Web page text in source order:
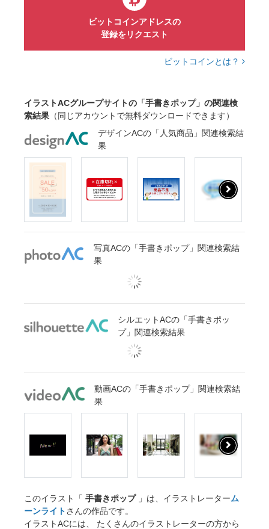
ビットコインアドレスの
登録をリクエスト
ビットコインとは？
イラストACグループサイトの「手書きポップ」の関連検
索結果 （同じアカウントで無料ダウンロードできます）
デザインACの「人気商品」関連検索結
果
写真ACの「手書きポップ」関連検索結
果
シルエットACの「手書きポッ
プ」関連検索結果
動画ACの「手書きポップ」関連検索結
果
このイラスト「 手書きポップ」は、イラストレーターム
ーンライトさんの作品です。
イラストACには、 たくさんのイラストレーターの方から